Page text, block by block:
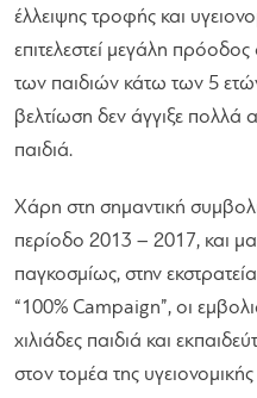
έλλειψης τροφής και
επιτελεστεί μεγάλη
των παιδιών κάτω των 5
βελτίωση δεν άγγιξε πολλά
παιδιά.
Χάρη στη σημαντική
περίοδο 2013 – 2017, και
παγκοσμίως, στην
“100% Campaign”, οι
χιλιάδες παιδιά και
στον τομέα της